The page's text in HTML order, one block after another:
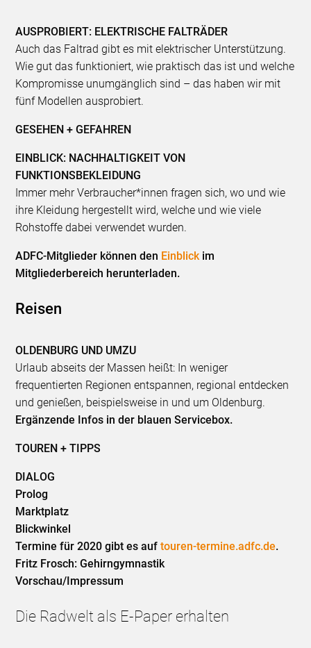
AUSPROBIERT: ELEKTRISCHE FALTRÄDER
Auch das Faltrad gibt es mit elektrischer Unterstützung.
Wie gut das funktioniert, wie praktisch das ist und welche
Kompromisse unumgänglich sind – das haben wir mit
fünf Modellen ausprobiert.
GESEHEN + GEFAHREN
EINBLICK: NACHHALTIGKEIT VON
FUNKTIONSBEKLEIDUNG
Immer mehr Verbraucher*innen fragen sich, wo und wie
ihre Kleidung hergestellt wird, welche und wie viele
Rohstoffe dabei verwendet wurden.
ADFC-Mitglieder können den Einblickim
Mitgliederbereich herunterladen.
Reisen
OLDENBURG UND UMZU
Urlaub abseits der Massen heißt: In weniger
frequentierten Regionen entspannen, regional entdecken
und genießen, beispielsweise in und um Oldenburg.
Ergänzende Infos in der blauen Servicebox.
TOUREN + TIPPS
DIALOG
Prolog
Marktplatz
Blickwinkel
Termine für 2020 gibt es auftouren-termine.adfc.de.
Fritz Frosch: Gehirngymnastik
Vorschau/Impressum
Die Radwelt als E-Paper erhalten